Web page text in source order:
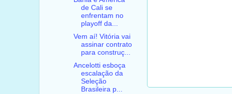
de Cali se
enfrentam no
playoff da...
Vem aí! Vitória vai
assinar contrato
para construç...
Ancelotti esboça
escalação da
Seleção
Brasileira p...